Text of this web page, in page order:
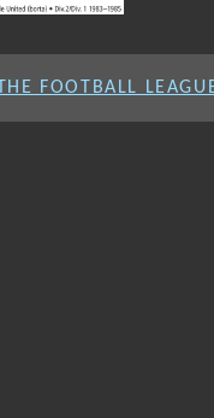
THE FOOTBALL